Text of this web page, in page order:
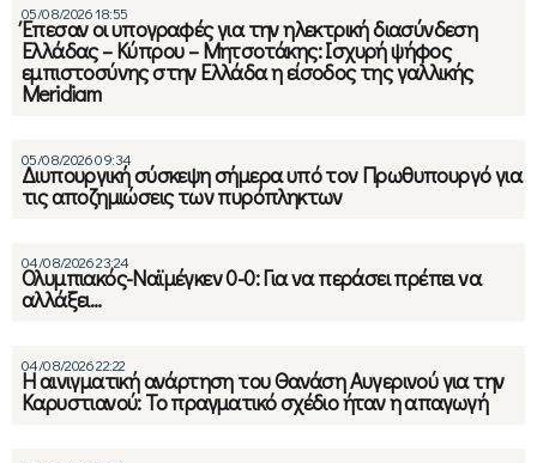
05/08/2026 18:55
Έπεσαν οι υπογραφές για την ηλεκτρική διασύνδεση
Ελλάδας – Κύπρου – Μητσοτάκης: Ισχυρή ψήφος
εμπιστοσύνης στην Ελλάδα η είσοδος της γαλλικής
Meridiam
05/08/2026 09:34
Διυπουργική σύσκεψη σήμερα υπό τον Πρωθυπουργό για
τις αποζημιώσεις των πυρόπληκτων
04/08/2026 23:24
Ολυμπιακός-Ναϊμέγκεν 0-0: Για να περάσει πρέπει να
αλλάξει…
04/08/2026 22:22
Η αινιγματική ανάρτηση του Θανάση Αυγερινού για την
Καρυστιανού: Το πραγματικό σχέδιο ήταν η απαγωγή